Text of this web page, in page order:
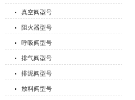
真空阀型号
阻火器型号
呼吸阀型号
排气阀型号
排泥阀型号
放料阀型号